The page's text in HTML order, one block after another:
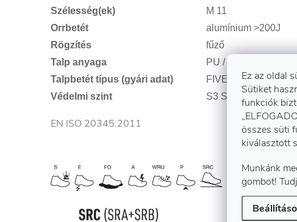
Ez az oldal
Sütiket
funkciók
összes süti
kiválasztott
Munkánk
gombot!
Szélesség(ek)
M 11
Orrbetét
alumínium >200J
Rögzítés
fűző
Talp anyaga
PU / PU
Talpbetét típus (gyári adat)
FIVE 4 FIT
Védelmi szint
S3 SRC
EN ISO 20345:2011